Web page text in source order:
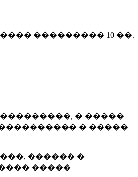
��������� 10 ��.
� �����
� �����
������ �
�����